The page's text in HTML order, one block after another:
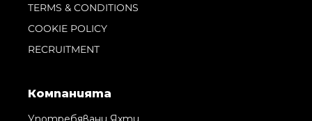
TERMS & CONDITIONS
COOKIE POLICY
RECRUITMENT
Компанията